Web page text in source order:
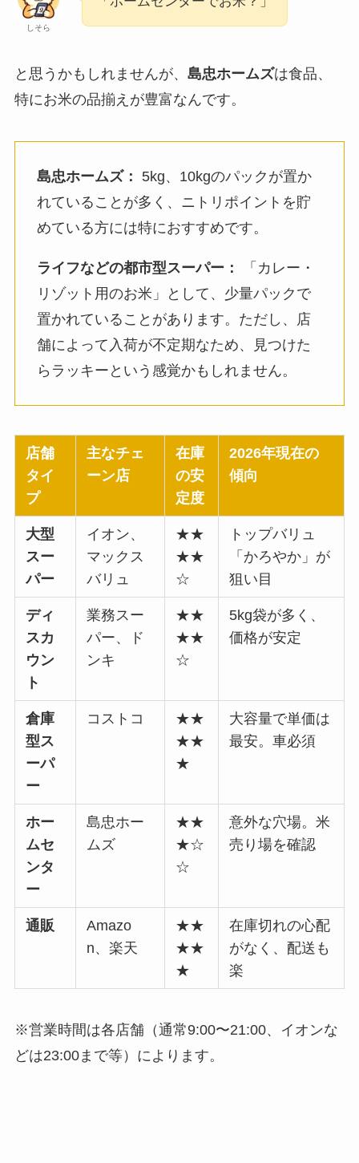
しそら
と思うかもしれませんが、 島忠ホームズは食品、
特にお米の品揃えが豊富なんです。
島忠ホームズ：
5kg、10kgのパックが置か
れていることが多く、ニトリポイントを貯
めている方には特におすすめです。
ライフなどの都市型スーパー：
「カレー・
リゾット用のお米」として、少量パックで
置かれていることがあります。ただし、店
舗によって入荷が不定期なため、見つけた
らラッキーという感覚かもしれません。
店舗
タイ
プ
主なチェ
ーン店
在庫
の安
定度
2026年現在の
傾向
大型
スー
パー
イオン、
マックス
バリュ
★★
★★
☆
トップバリュ
「かろやか」が
狙い目
ディ
スカ
ウン
ト
業務スー
パー、ド
ンキ
★★
★★
☆
5kg袋が多く、
価格が安定
倉庫
型ス
ーパ
ー
コストコ
★★
★★
★
大容量で単価は
最安。車必須
ホー
ムセ
ンタ
ー
島忠ホー
ムズ
★★
★☆
☆
意外な穴場。米
売り場を確認
通販
Amazo
n、楽天
★★
★★
★
在庫切れの心配
がなく、配送も
楽
※営業時間は各店舗（通常9:00〜21:00、イオンな
どは23:00まで等）によります。